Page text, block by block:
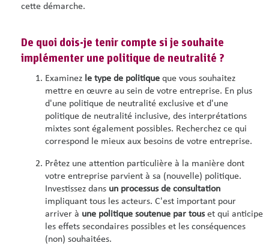
cette démarche.
De quoi dois-je tenir compte si je souhaite
implémenter une politique de neutralité ?
Examinez le type de politique que vous souhaitez
mettre en œuvre au sein de votre entreprise. En plus
d'une politique de neutralité exclusive et d'une
politique de neutralité inclusive, des interprétations
mixtes sont également possibles. Recherchez ce qui
correspond le mieux aux besoins de votre entreprise.
Prêtez une attention particulière à la manière dont
votre entreprise parvient à sa (nouvelle) politique.
Investissez dans un processus de consultation
impliquant tous les acteurs. C'est important pour
arriver à une politique soutenue par touset qui anticipe
les effets secondaires possibles et les conséquences
(non) souhaitées.